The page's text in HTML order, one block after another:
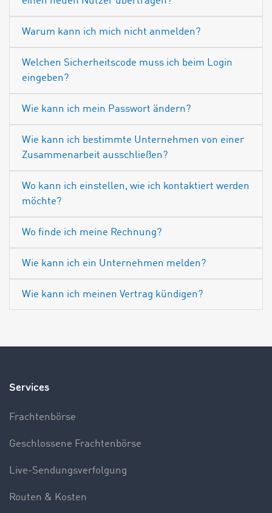
Warum kann ich mich nicht anmelden?
Welchen Sicherheitscode muss ich beim Login
eingeben?
Wie kann ich mein Passwort ändern?
Wie kann ich bestimmte Unternehmen von einer
Zusammenarbeit ausschließen?
Wo kann ich einstellen, wie ich kontaktiert werden
möchte?
Wo finde ich meine Rechnung?
Wie kann ich ein Unternehmen melden?
Wie kann ich meinen Vertrag kündigen?
Services
Frachtenbörse
Geschlossene Frachtenbörse
Live-Sendungsverfolgung
Routen & Kosten